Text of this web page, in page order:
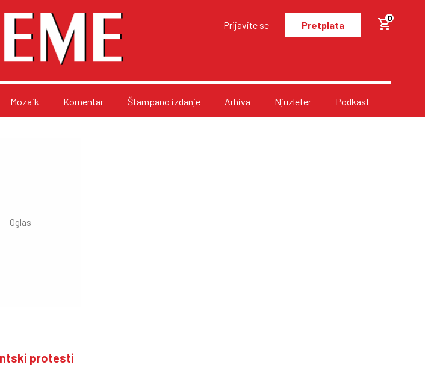
Prijavite se Pretplata
0
Mozaik Komentar Štampano izdanje Arhiva Njuzleter Podkast
protesti